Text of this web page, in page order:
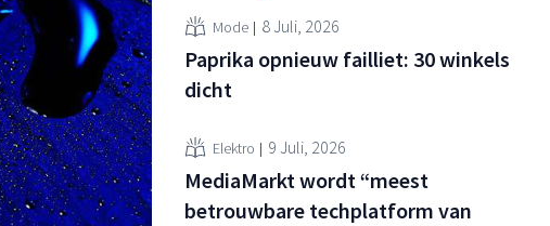
Mode 8 Juli, 2026
Paprika opnieuw failliet: 30 winkels
dicht
Elektro 9 Juli, 2026
MediaMarkt wordt “meest
betrouwbare techplatform van